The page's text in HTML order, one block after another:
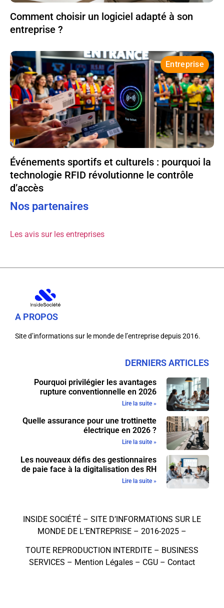
Comment choisir un logiciel adapté à son
entreprise ?
Entreprise
Événements sportifs et culturels : pourquoi la
technologie RFID révolutionne le contrôle
d’accès
Nos partenaires
Les avis sur les entreprises
A PROPOS
Site d’informations sur le monde de l’entreprise depuis 2016.
DERNIERS ARTICLES
Pourquoi privilégier les avantages
rupture conventionnelle en 2026
Lire la suite »
Quelle assurance pour une trottinette
électrique en 2026 ?
Lire la suite »
Les nouveaux défis des gestionnaires
de paie face à la digitalisation des RH
Lire la suite »
INSIDE SOCIÉTÉ – SITE D’INFORMATIONS SUR LE
MONDE DE L’ENTREPRISE – 2016-2025 –
TOUTE REPRODUCTION INTERDITE – BUSINESS
SERVICES – Mention Légales – CGU – Contact